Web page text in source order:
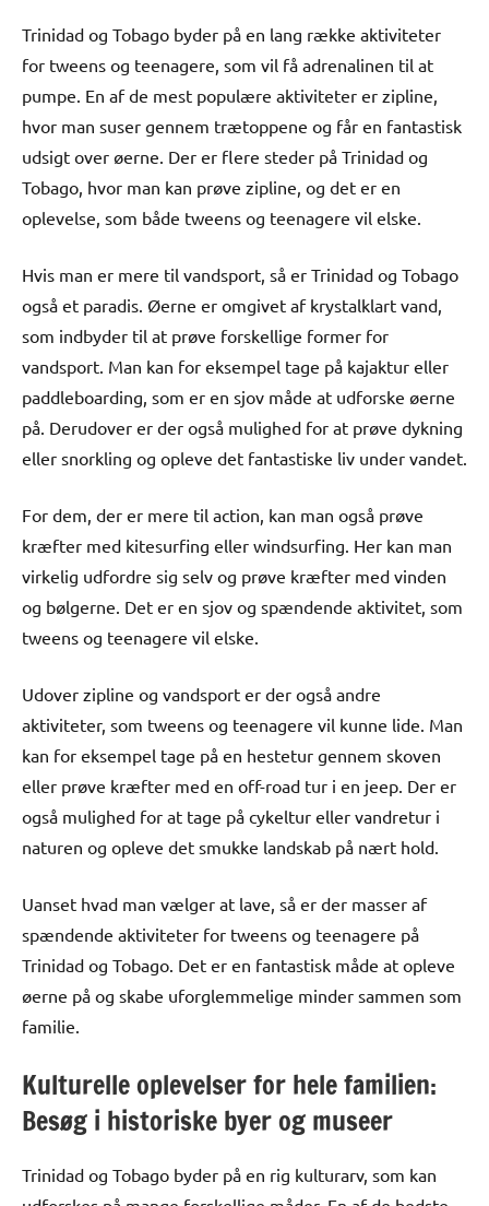
Trinidad og Tobago byder på en lang række aktiviteter
for tweens og teenagere, som vil få adrenalinen til at
pumpe. En af de mest populære aktiviteter er zipline,
hvor man suser gennem trætoppene og får en fantastisk
udsigt over øerne. Der er flere steder på Trinidad og
Tobago, hvor man kan prøve zipline, og det er en
oplevelse, som både tweens og teenagere vil elske.
Hvis man er mere til vandsport, så er Trinidad og Tobago
også et paradis. Øerne er omgivet af krystalklart vand,
som indbyder til at prøve forskellige former for
vandsport. Man kan for eksempel tage på kajaktur eller
paddleboarding, som er en sjov måde at udforske øerne
på. Derudover er der også mulighed for at prøve dykning
eller snorkling og opleve det fantastiske liv under vandet.
For dem, der er mere til action, kan man også prøve
kræfter med kitesurfing eller windsurfing. Her kan man
virkelig udfordre sig selv og prøve kræfter med vinden
og bølgerne. Det er en sjov og spændende aktivitet, som
tweens og teenagere vil elske.
Udover zipline og vandsport er der også andre
aktiviteter, som tweens og teenagere vil kunne lide. Man
kan for eksempel tage på en hestetur gennem skoven
eller prøve kræfter med en off-road tur i en jeep. Der er
også mulighed for at tage på cykeltur eller vandretur i
naturen og opleve det smukke landskab på nært hold.
Uanset hvad man vælger at lave, så er der masser af
spændende aktiviteter for tweens og teenagere på
Trinidad og Tobago. Det er en fantastisk måde at opleve
øerne på og skabe uforglemmelige minder sammen som
familie.
Kulturelle oplevelser for hele familien:
Besøg i historiske byer og museer
Trinidad og Tobago byder på en rig kulturarv, som kan